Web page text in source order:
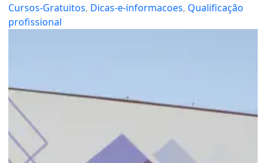
Cursos-Gratuitos, Dicas-e-informacoes, Qualificação
profissional